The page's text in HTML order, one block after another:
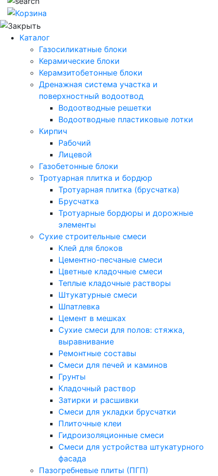
Каталог
Газосиликатные блоки
Керамические блоки
Керамзитобетонные блоки
Дренажная система участка и
поверхностный водоотвод
Водоотводные решетки
Водоотводные пластиковые лотки
Кирпич
Рабочий
Лицевой
Газобетонные блоки
Тротуарная плитка и бордюр
Тротуарная плитка (брусчатка)
Брусчатка
Тротуарные бордюры и дорожные
элементы
Сухие строительные смеси
Клей для блоков
Цементно-песчаные смеси
Цветные кладочные смеси
Теплые кладочные растворы
Штукатурные смеси
Шпатлевка
Цемент в мешках
Сухие смеси для полов: стяжка,
выравнивание
Ремонтные составы
Смеси для печей и каминов
Грунты
Кладочный раствор
Затирки и расшивки
Смеси для укладки брусчатки
Плиточные клеи
Гидроизоляционные смеси
Смеси для устройства штукатурного
фасада
Пазогребневые плиты (ПГП)